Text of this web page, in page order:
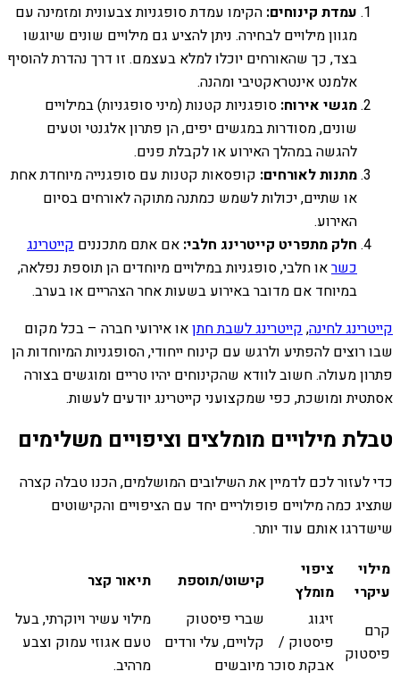
עמדת קינוחים: הקימו עמדת סופגניות צבעונית ומזמינה עם
מגוון מילויים לבחירה. ניתן להציע גם מילויים שונים שיוגשו
בצד, כך שהאורחים יוכלו למלא בעצמם. זו דרך נהדרת להוסיף
אלמנט אינטראקטיבי ומהנה.
מגשי אירוח: סופגניות קטנות (מיני סופגניות) במילויים
שונים, מסודרות במגשים יפים, הן פתרון אלגנטי וטעים
להגשה במהלך האירוע או לקבלת פנים.
מתנות לאורחים: קופסאות קטנות עם סופגנייה מיוחדת אחת
או שתיים, יכולות לשמש כמתנה מתוקה לאורחים בסיום
האירוע.
חלק מתפריט קייטרינג חלבי: אם אתם מתכננים קייטרינג
כשראו חלבי, סופגניות במילויים מיוחדים הן תוספת נפלאה,
במיוחד אם מדובר באירוע בשעות אחר הצהריים או בערב.
קייטרינג לחינה, קייטרינג לשבת חתןאו אירועי חברה – בכל מקום
שבו רוצים להפתיע ולרגש עם קינוח ייחודי, הסופגניות המיוחדות הן
פתרון מעולה. חשוב לוודא שהקינוחים יהיו טריים ומוגשים בצורה
אסתטית ומושכת, כפי שמקצועני קייטרינג יודעים לעשות.
טבלת מילויים מומלצים וציפויים משלימים
כדי לעזור לכם לדמיין את השילובים המושלמים, הכנו טבלה קצרה
שתציג כמה מילויים פופולריים יחד עם הציפויים והקישוטים
שישדרגו אותם עוד יותר.
מילוי
עיקרי
ציפוי
מומלץ
קישוט/תוספת תיאור קצר
קרם
פיסטוק
זיגוג
פיסטוק /
אבקת סוכר
שברי פיסטוק
קלויים, עלי ורדים
מיובשים
מילוי עשיר ויוקרתי, בעל
טעם אגוזי עמוק וצבע
מרהיב.